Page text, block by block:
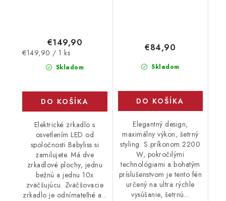
Skladom
€149,90
Jednotková
€149,90 / 1 ks
DO KOŠÍKA
Elektrické zrkadlo s
osvetlením LED od
spoločnosti Babyliss si
zamilujete. Má dve
zrkadlové plochy, jednu
bežnú a jednu 10x
zväčšujúcu. Zväčšovacie
zrkadlo je odnímateľné a...
Skladom
€84,90
DO KOŠÍKA
Elegantný design,
maximálny výkon, šetrný
styling. S príkonom 2200
W, pokročilými
technológiami a bohatým
príslušenstvom je tento fén
určený na ultra rýchle
vysúšanie, šetrnú...